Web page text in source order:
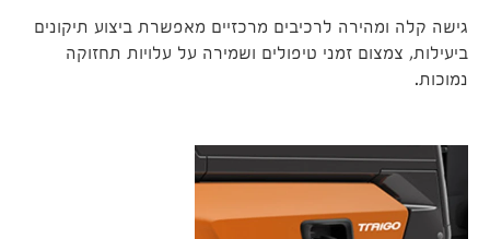
גישה קלה ומהירה לרכיבים מרכזיים מאפשרת ביצוע תיקונים
ביעילות, צמצום זמני טיפולים ושמירה על עלויות תחזוקה
נמוכות.